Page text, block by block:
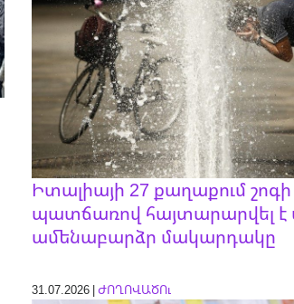
Իտալիայի 27 քաղաքում շոգի
պատճառով հայտարարվել
ամենաբարձր մակարդակը
31.07.2026 |ԺՈՂՈՎԱԾՈւ